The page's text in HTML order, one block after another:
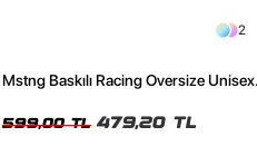
2
Mstng Baskılı Racing Oversize Unisex
599,00 TL 479,20 TL